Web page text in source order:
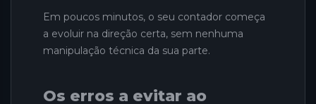
Em poucos minutos, o seu contador começa
a evoluir na direção certa, sem nenhuma
manipulação técnica da sua parte.
Os erros a evitar ao